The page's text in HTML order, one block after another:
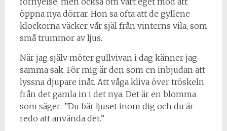
öppna nya dörrar. Hon sa ofta att de gyllene
klockorna väcker vår själ från vinterns vila, som
små trummor av ljus.
När jag själv möter gullvivan i dag känner jag
samma sak. För mig är den som en inbjudan att
lyssna djupare inåt. Att våga kliva över tröskeln
från det gamla in i det nya. Det är en blomma
som säger: ”Du bär ljuset inom dig och du är
redo att använda det.”